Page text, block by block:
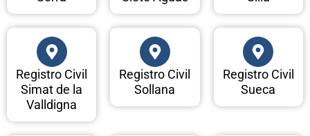
Registro Civil
Simat de la
Valldigna
Registro Civil
Sollana
Registro Civil
Sueca